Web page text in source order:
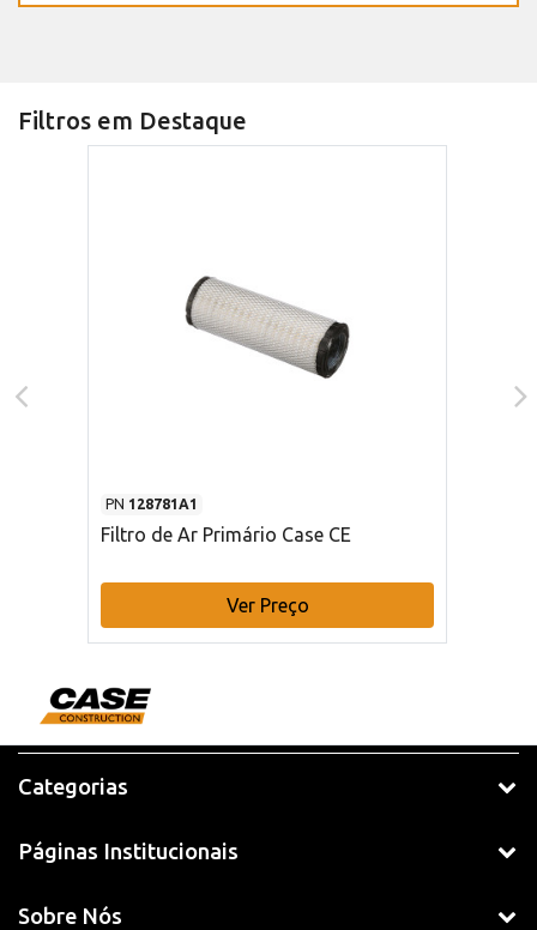
Filtros em Destaque
PN 128781A1
Filtro de Ar Primário Case CE
Ver Preço
Categorias
Páginas Institucionais
Sobre Nós